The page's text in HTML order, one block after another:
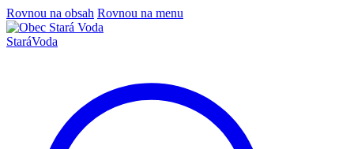
Rovnou na obsah Rovnou na menu
StaráVoda